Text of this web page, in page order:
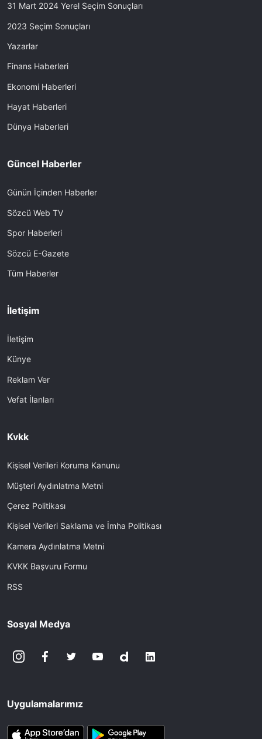
31 Mart 2024 Yerel Seçim Sonuçları
2023 Seçim Sonuçları
Yazarlar
Finans Haberleri
Ekonomi Haberleri
Hayat Haberleri
Dünya Haberleri
Güncel Haberler
Günün İçinden Haberler
Sözcü Web TV
Spor Haberleri
Sözcü E-Gazete
Tüm Haberler
İletişim
İletişim
Künye
Reklam Ver
Vefat İlanları
Kvkk
Kişisel Verileri Koruma Kanunu
Müşteri Aydınlatma Metni
Çerez Politikası
Kişisel Verileri Saklama ve İmha Politikası
Kamera Aydınlatma Metni
KVKK Başvuru Formu
RSS
Sosyal Medya
Uygulamalarımız